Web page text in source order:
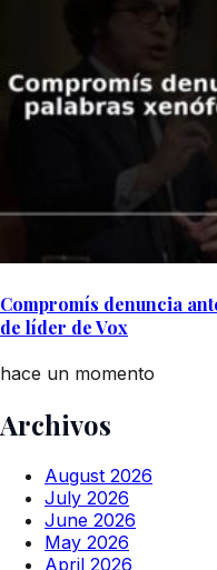
Compromís denuncia
de líder de Vox
hace un momento
Archivos
August 2026
July 2026
June 2026
May 2026
April 2026